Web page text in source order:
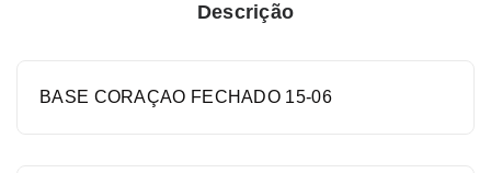
Descrição
BASE CORAÇAO FECHADO 15-06